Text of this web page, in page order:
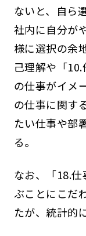
ないと、自ら
社内に自分が
様に選択の余
己理解や「
の仕事がイメ
の仕事に関す
たい仕事や部
る。
なお、「18.
ぶことにこだ
たが、統計的